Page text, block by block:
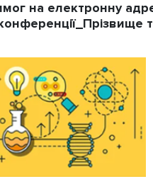
на електронну